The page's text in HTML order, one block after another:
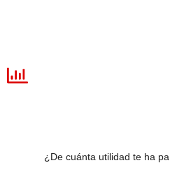
¿De cuánta utilidad te ha